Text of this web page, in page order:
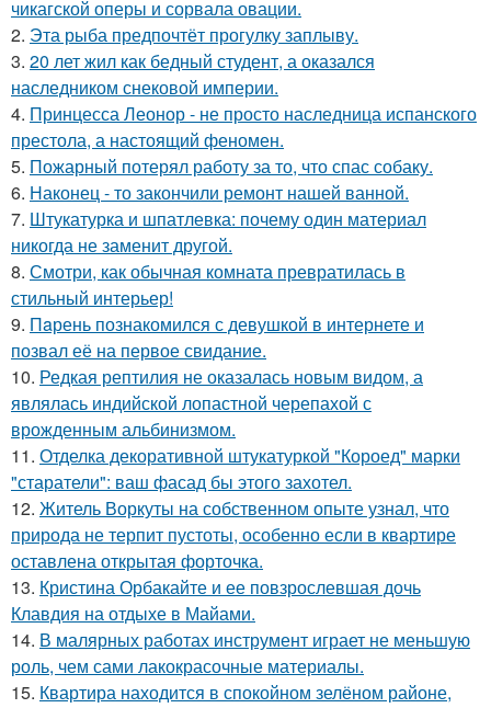
чикагской оперы и сорвала овации.
2. Эта рыба предпочтёт прогулку заплыву.
3. 20 лет жил как бедный студент, а оказался
наследником снековой империи.
4. Принцесса Леонор - не просто наследница испанского
престола, а настоящий феномен.
5. Пожарный потерял работу за то, что спас собаку.
6. Наконец - то закончили ремонт нашей ванной.
7. Штукатурка и шпатлевка: почему один материал
никогда не заменит другой.
8. Смотри, как обычная комната превратилась в
стильный интерьер!
9. Пaрень познакомился с девушкой в интернете и
позвал её на первое свидание.
10. Редкая рептилия не оказалась новым видом, а
являлась индийской лопастной черепахой с
врожденным альбинизмом.
11. Отделка декоративной штукатуркой "Короед" марки
"старатели": ваш фасад бы этого захотел.
12. Житель Воркуты на собственном опыте узнал, что
природа не терпит пустоты, особенно если в квартире
оставлена открытая форточка.
13. Кристина Орбакайте и ее повзрослевшая дочь
Клавдия на отдыхе в Майами.
14. В малярных работах инструмент играет не меньшую
роль, чем сами лакокрасочные материалы.
15. Квартира находится в спокойном зелёном районе,